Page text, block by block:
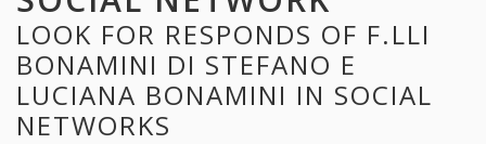
LOOK FOR RESPONDS OF F.LLI
BONAMINI DI STEFANO E
LUCIANA BONAMINI IN SOCIAL
NETWORKS